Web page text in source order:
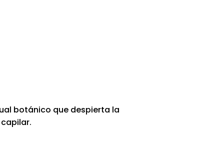
botánico que despierta la